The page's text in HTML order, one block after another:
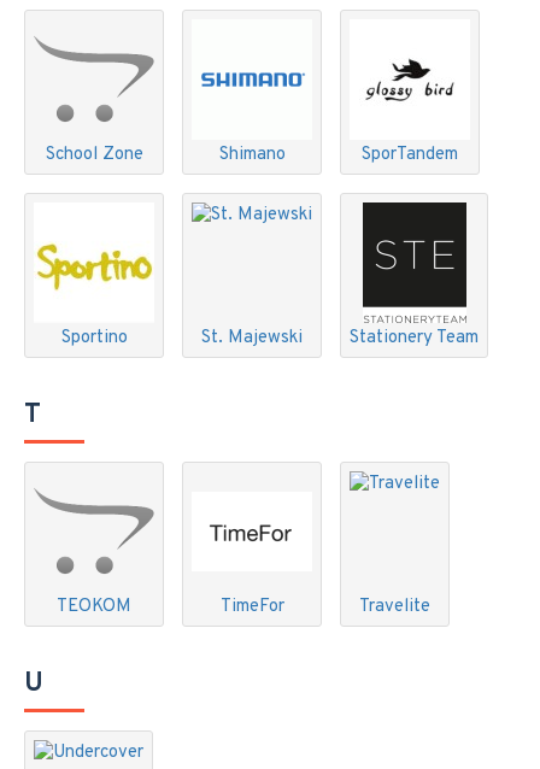
School Zone Shimano SporTandem
Sportino St. Majewski Stationery Team
T
TEOKOM TimeFor Travelite
U